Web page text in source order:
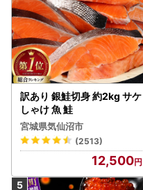
訳あり 銀鮭切身 約2kg サケ
しゃけ 魚 鮭
宮城県気仙沼市
(2513)
12,500